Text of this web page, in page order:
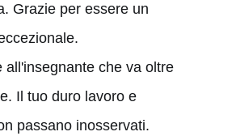
Grazie per essere un
all'insegnante che va oltre
Il tuo duro lavoro e
passano inosservati.